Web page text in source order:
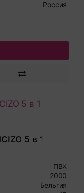
Россия
5 в 1
ПВХ
2000
Бельгия